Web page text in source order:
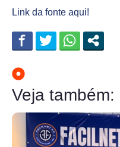
Link da fonte aqui!
Veja também: